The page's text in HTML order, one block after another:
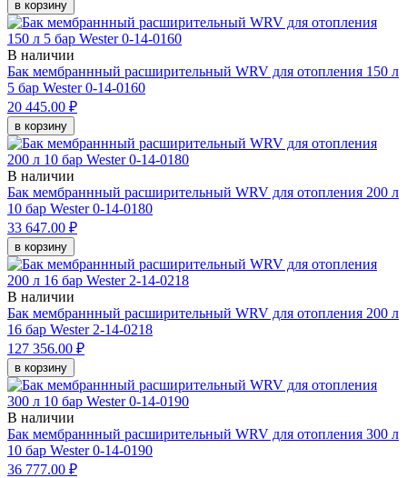
в корзину
В наличии
Бак мембраннный расширительный WRV для отопления 150 л
5 бар Wester 0-14-0160
20 445.00 ₽
в корзину
В наличии
Бак мембраннный расширительный WRV для отопления 200 л
10 бар Wester 0-14-0180
33 647.00 ₽
в корзину
В наличии
Бак мембраннный расширительный WRV для отопления 200 л
16 бар Wester 2-14-0218
127 356.00 ₽
в корзину
В наличии
Бак мембраннный расширительный WRV для отопления 300 л
10 бар Wester 0-14-0190
36 777.00 ₽